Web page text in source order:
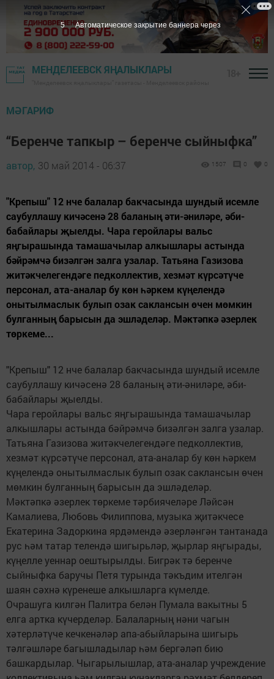
МЕНДЕЛЕЕВСК ЯҢАЛЫКЛАРЫ
МӘГАРИФ
“Беренче тапкыр – беренче сыйныфка”
автор, 30 май 2014 - 06:37 1507 0 0
"Крепыш" 12 нче балалар бакчасында шундый исемле
саубуллашу кичәсенә 28 баланың әти-әниләре, әби-
бабайлары җыелды. Чара геройлары вальс
яңгырашында тамашачылар алкышлары астында
бәйрәмчә бизәлгән залга узалар. Татьяна Газизова
житәкчелегендәге педколлектив, хезмәт күрсәтүче
персонал, ата-аналар бу көн һәркем күңелендә
онытылмаслык булып озак саклансын өчен мөмкин
булганның барысын да эшләделәр. Мәктәпкә әзерлек
төркеме...
"Крепыш" 12 нче балалар бакчасында шундый исемле
саубуллашу кичәсенә 28 баланың әти-әниләре, әби-
бабайлары җыелды.
Чара геройлары вальс яңгырашында тамашачылар
алкышлары астында бәйрәмчә бизәлгән залга узалар.
Татьяна Газизова житәкчелегендәге педколлектив,
хезмәт күрсәтүче персонал, ата-аналар бу көн һәркем
күңелендә онытылмаслык булып озак саклансын өчен
мөмкин булганның барысын да эшләделәр.
Мәктәпкә әзерлек төркеме тәрбиячеләре Ләйсән
Камалиева, Любовь Филиппова, музыка җитәкчесе
Екатерина Задоркина ярдәмендә әзерләнгән тантанада
рус һәм татар телендә шигырьләр, җырлар яңгырады,
күңелле уеннар оештырылды. Бигрәк тә беренче
сыйныфка баручы Петя турында тәкъдим ителгән
шаян сәхнә күренеше алкышларга күмелде.
Очрашуга килгән Палитра белән Пумала вакытны 5
елга артка күчерделәр. Балаларның нәни чагын
хәтерләтүче кечкенәләр апа-абыйларына шигырь
тәлгәшләре багышладылар һәм бергәләп бию
башкардылар. Чыгарылышлар, ата-аналар учреждение
4 Автоматическое закрытие баннера через